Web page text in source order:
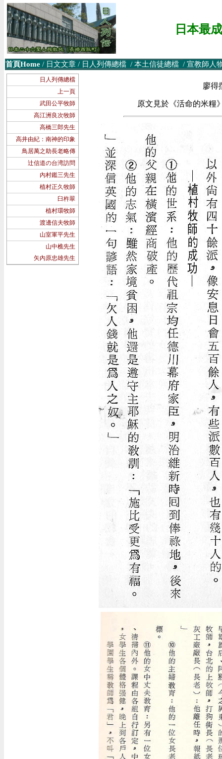
日本最
首頁Home / 日文文章 / 日人列傳總檔 / 本土信徒總檔 / 宣教師人
日人列傳總檔
上一頁
武田公平牧師
高江洲良次牧師
高橋三郎先生
高井由紀：南神的印象
鳥居萬之助長老略傳
辻信道の台湾訪問
內村鑑三先生
植村正久牧師
臼杵翠
植村環牧師
渡邊信夫牧師
山室軍平先生
山中樵先生
矢內原忠雄先生
廖得
原文見於《活命的米糧